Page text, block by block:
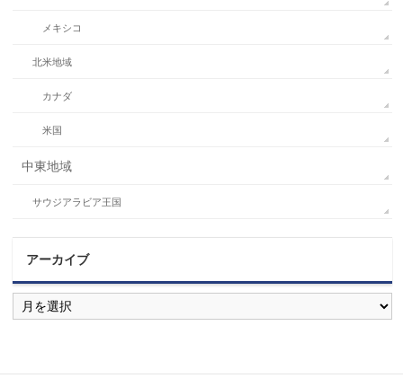
メキシコ
北米地域
カナダ
米国
中東地域
サウジアラビア王国
アーカイブ
ア
ー
カ